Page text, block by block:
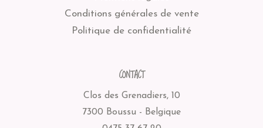
Conditions générales de vente
Politique de confidentialité
CONTACT
Clos des Grenadiers, 10
7300 Boussu - Belgique